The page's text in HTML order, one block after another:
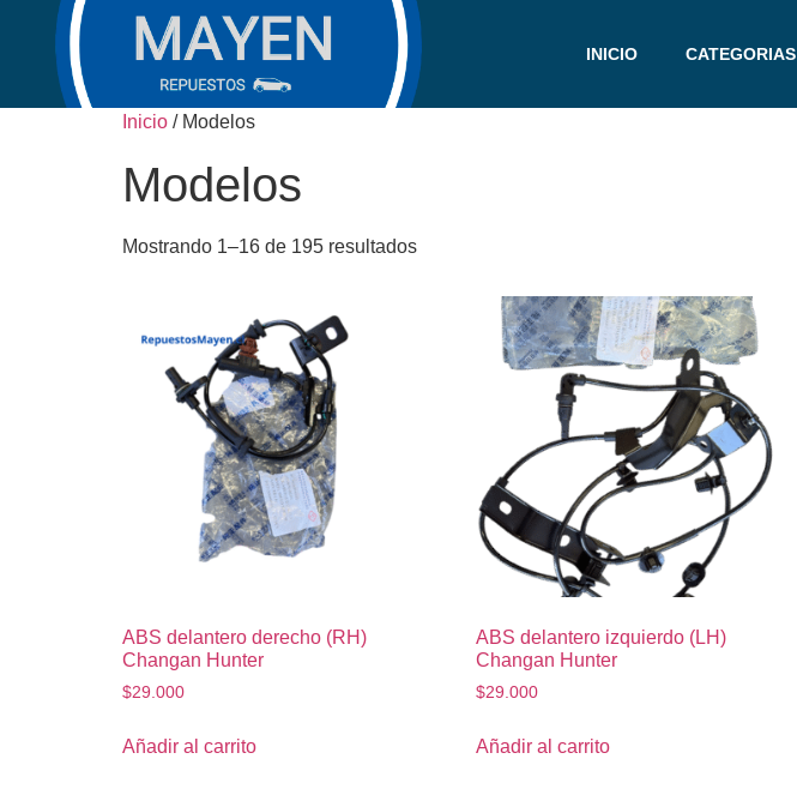
INICIO CATEGORIAS
Inicio / Modelos
Modelos
Mostrando 1–16 de 195 resultados
ABS delantero derecho (RH)
Changan Hunter
$29.000
Añadir al carrito
ABS delantero izquierdo (LH)
Changan Hunter
$29.000
Añadir al carrito